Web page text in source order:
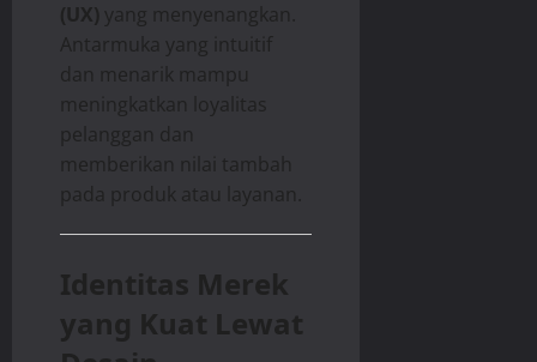
(UX) yang menyenangkan.
Antarmuka yang intuitif
dan menarik mampu
meningkatkan loyalitas
pelanggan dan
memberikan nilai tambah
pada produk atau layanan.
Identitas Merek
yang Kuat Lewat